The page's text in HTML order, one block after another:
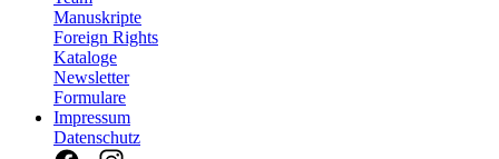
Manuskripte
Foreign Rights
Kataloge
Newsletter
Formulare
Impressum
Datenschutz